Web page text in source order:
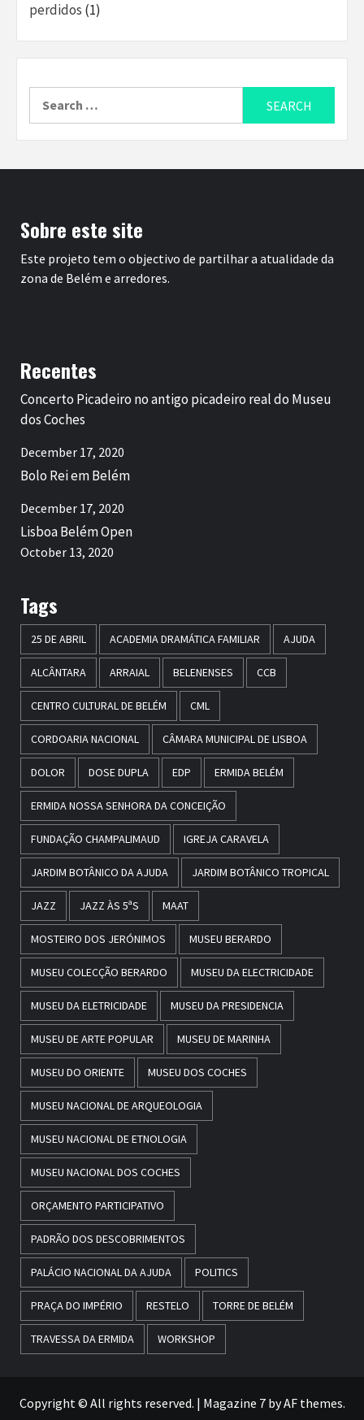
perdidos (1)
Sobre este site
Este projeto tem o objectivo de partilhar a atualidade da
zona de Belém e arredores.
Recentes
Concerto Picadeiro no antigo picadeiro real do Museu
dos Coches
December 17, 2020
Bolo Rei em Belém
December 17, 2020
Lisboa Belém Open
October 13, 2020
Tags
25 DE ABRIL ACADEMIA DRAMÁTICA FAMILIAR AJUDA
ALCÂNTARA ARRAIAL BELENENSES CCB
CENTRO CULTURAL DE BELÉM CML
CORDOARIA NACIONAL CÂMARA MUNICIPAL DE LISBOA
DOLOR DOSE DUPLA EDP ERMIDA BELÉM
ERMIDA NOSSA SENHORA DA CONCEIÇÃO
FUNDAÇÃO CHAMPALIMAUD IGREJA CARAVELA
JARDIM BOTÂNICO DA AJUDA JARDIM BOTÂNICO TROPICAL
JAZZ JAZZ ÀS 5ªS MAAT
MOSTEIRO DOS JERÓNIMOS MUSEU BERARDO
MUSEU COLECÇÃO BERARDO MUSEU DA ELECTRICIDADE
MUSEU DA ELETRICIDADE MUSEU DA PRESIDENCIA
MUSEU DE ARTE POPULAR MUSEU DE MARINHA
MUSEU DO ORIENTE MUSEU DOS COCHES
MUSEU NACIONAL DE ARQUEOLOGIA
MUSEU NACIONAL DE ETNOLOGIA
MUSEU NACIONAL DOS COCHES
ORÇAMENTO PARTICIPATIVO
PADRÃO DOS DESCOBRIMENTOS
PALÁCIO NACIONAL DA AJUDA POLITICS
PRAÇA DO IMPÉRIO RESTELO TORRE DE BELÉM
TRAVESSA DA ERMIDA WORKSHOP
Copyright © All rights reserved. | Magazine 7by AF themes.